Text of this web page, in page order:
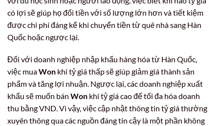
có lợi sẽ giúp họ đổi tiền với số lượng lớn hơn và tiết kiệm
được chi phí đáng kể khi chuyển tiền từ quê nhà sang Hàn
Quốc hoặc ngược lại.
Đối với doanh nghiệp nhập khẩu hàng hóa từ Hàn Quốc,
việc muaWon khi tỷ giá thấp sẽ giúp giảm giá thành sản
phẩm và tăng lợi nhuận. Ngược lại, các doanh nghiệp xuất
khẩu sẽ muốn bán Won khi tỷ giá cao để tối đa hóa doanh
thu bằng VND. Vì vậy, việc cập nhật thông tin tỷ giá thường
xuyên thông qua các nguồn đáng tin cậy là một phần không